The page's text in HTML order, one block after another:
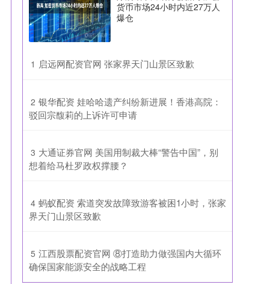
货币市场24小时内近27万人
爆仓
1 ​启远网配资官网 张家界天门山景区致歉
2 ​银华配资 娃哈哈遗产纠纷新进展！香港高院：
驳回宗馥莉的上诉许可申请
3 ​大通证券官网 美国用制裁大棒“警告中国”，别
想着给马杜罗政权撑腰？
4 ​蚂蚁配资 索道突发故障致游客被困1小时，张家
界天门山景区致歉
5 ​江西股票配资官网 ⑧打造助力做强国内大循环
确保国家能源安全的战略工程